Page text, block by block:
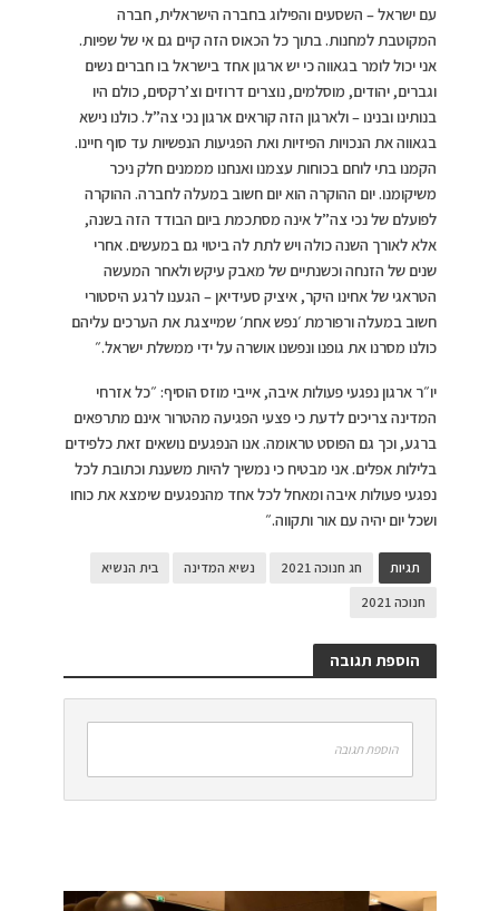
עם ישראל – השסעים והפילוג בחברה הישראלית, חברה
המקוטבת למחנות. בתוך כל הכאוס הזה קיים גם אי של שפיות.
אני יכול לומר בגאווה כי יש ארגון אחד בישראל בו חברים נשים
וגברים, יהודים, מוסלמים, נוצרים דרוזים וצ’רקסים, כולם היו
בנותינו ובנינו – ולארגון הזה קוראים ארגון נכי צה”ל. כולנו נישא
בגאווה את הנכויות הפיזיות ואת הפגיעות הנפשיות עד סוף חיינו.
הקמנו בתי לוחם בכוחות עצמנו ואנחנו מממנים חלק ניכר
משיקומנו. יום ההוקרה הוא יום חשוב במעלה לחברה. ההוקרה
לפועלם של נכי צה”ל אינה מסתכמת ביום הבודד הזה בשנה,
אלא לאורך השנה כולה ויש לתת לה ביטוי גם במעשים. אחרי
שנים של הזנחה וכשנתיים של מאבק עיקש ולאחר המעשה
הטראגי של אחינו היקר, איציק סעידיאן – הגענו לרגע היסטורי
חשוב במעלה ורפורמת ׳נפש אחת׳ שמייצגת את הערכים עליהם
כולנו מסרנו את גופנו ונפשנו אושרה על ידי ממשלת ישראל.״
יו״ר ארגון נפגעי פעולות איבה, אייבי מוזס הוסיף: ״כל אזרחי
המדינה צריכים לדעת כי פצעי הפגיעה מהטרור אינם מתרפאים
ברגע, וכך גם הפוסט טראומה. אנו הנפגעים נושאים זאת כלפידים
בלילות אפלים. אני מבטיח כי נמשיך להיות משענת וכתובת לכל
נפגעי פעולות איבה ומאחל לכל אחד מהנפגעים שימצא את כוחו
ושכל יום יהיה עם אור ותקווה.״
תגיות חג חנוכה 2021 נשיא המדינה
בית הנשיא
חנוכה 2021
הוספת תגובה
הוספת תגובה